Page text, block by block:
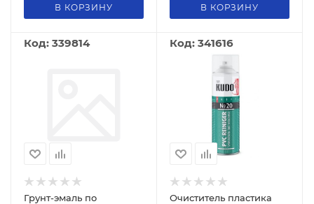
В КОРЗИНУ В КОРЗИНУ
Код: 339814
Грунт-эмаль по
Код: 341616
Очиститель пластика